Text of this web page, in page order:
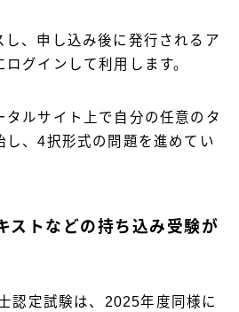
し、申し込み後に発行されるア
グインして利用します。
タルサイト上で自分の任意のタ
し、4択形式の問題を進めてい
ストなどの持ち込み受験が
認定試験は、2025年度同様に